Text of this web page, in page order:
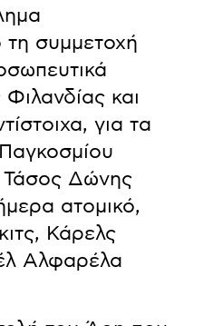
συμμετοχή
και
για τα
Τάσος Δώνης
ατομικό,
Κάρελς
Αλφαρέλα